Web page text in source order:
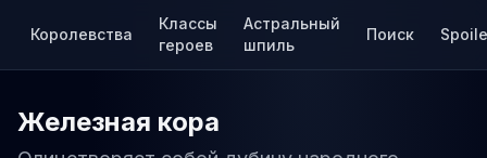
Королевства
Классы
героев
Астральный
шпиль
Поиск
Железная кора